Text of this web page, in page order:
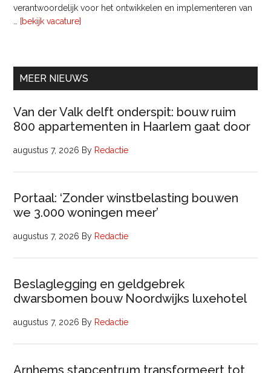
verantwoordelijk voor het ontwikkelen en implementeren van
[bekijk vacature]
uur)
MEER NIEUWS
Van der Valk delft onderspit: bouw ruim
800 appartementen in Haarlem gaat door
augustus 7, 2026 By Redactie
Portaal: ‘Zonder winstbelasting bouwen
we 3.000 woningen meer’
augustus 7, 2026 By Redactie
Beslaglegging en geldgebrek
dwarsbomen bouw Noordwijks luxehotel
augustus 7, 2026 By Redactie
Arnhems stapcentrum transformeert tot